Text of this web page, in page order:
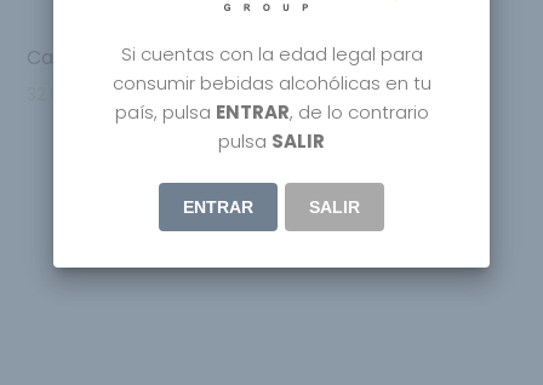
Carupano Ron Reserva Exclusiva 12 Years
Si cuentas con la edad legal para
consumir bebidas alcohólicas en tu
país, pulsa ENTRAR, de lo contrario
pulsa SALIR
ENTRAR SALIR